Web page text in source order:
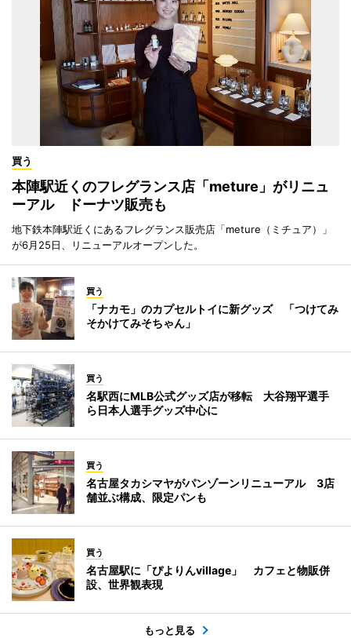
買う
本陣駅近くのフレグランス店「meture」がリニュ
ーアル ドーナツ販売も
地下鉄本陣駅近くにあるフレグランス販売店「meture（ミチュア）」
が6月25日、リニューアルオープンした。
買う
「ナカモ」のカプセルトイに新グッズ 「つけてみ
そかけてみそちゃん」
買う
名駅西にMLB公式グッズ店が移転 大谷翔平選手
ら日本人選手グッズ中心に
買う
名古屋タカシマヤがパンゾーンリニューアル 3店
舗並ぶ構成、限定パンも
買う
名古屋駅に「ぴよりんvillage」 カフェと物販併
設、世界観表現
もっと見る